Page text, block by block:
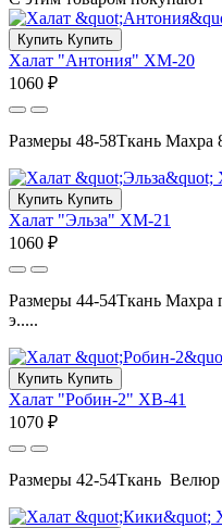
Купить Купить
Халат "Антония" ХМ-20
1060 ₽
Размеры 48-58Ткань Махра
Купить Купить
Халат "Эльза" ХМ-21
1060 ₽
Размеры 44-54Ткань Махра
э.....
Купить Купить
Халат "Робин-2" ХВ-41
1070 ₽
Размеры 42-54Ткань Велюр